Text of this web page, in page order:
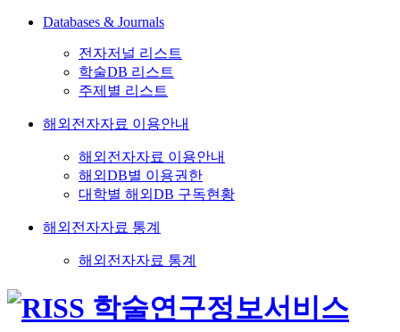
Databases & Journals
전자저널 리스트
학술DB 리스트
주제별 리스트
해외전자자료 이용안내
해외전자자료 이용안내
해외DB별 이용권한
대학별 해외DB 구독현황
해외전자자료 통계
해외전자자료 통계